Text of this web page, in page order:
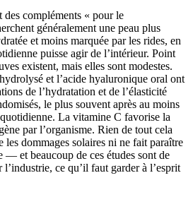
des compléments « pour le
généralement une peau plus
et moins marquée par les rides, en
puisse agir de l’intérieur. Point
existent, mais elles sont modestes.
et l’acide hyaluronique oral ont
de l’hydratation et de l’élasticité
le plus souvent après au moins
La vitamine C favorise la
par l’organisme. Rien de tout cela
les dommages solaires ni ne fait paraître
— et beaucoup de ces études sont de
ce qu’il faut garder à l’esprit